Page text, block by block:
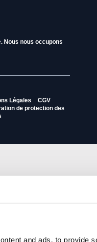
and ads, to provide
Nous nous occupons
Légales
CGV
de protection des